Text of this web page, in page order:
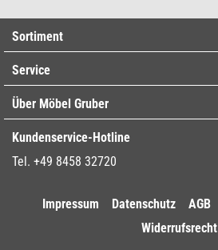
Sortiment
Service
Über Möbel Gruber
Kundenservice-Hotline
Tel. +49 8458 32720
Impressum Datenschutz AGB
Widerrufsrecht